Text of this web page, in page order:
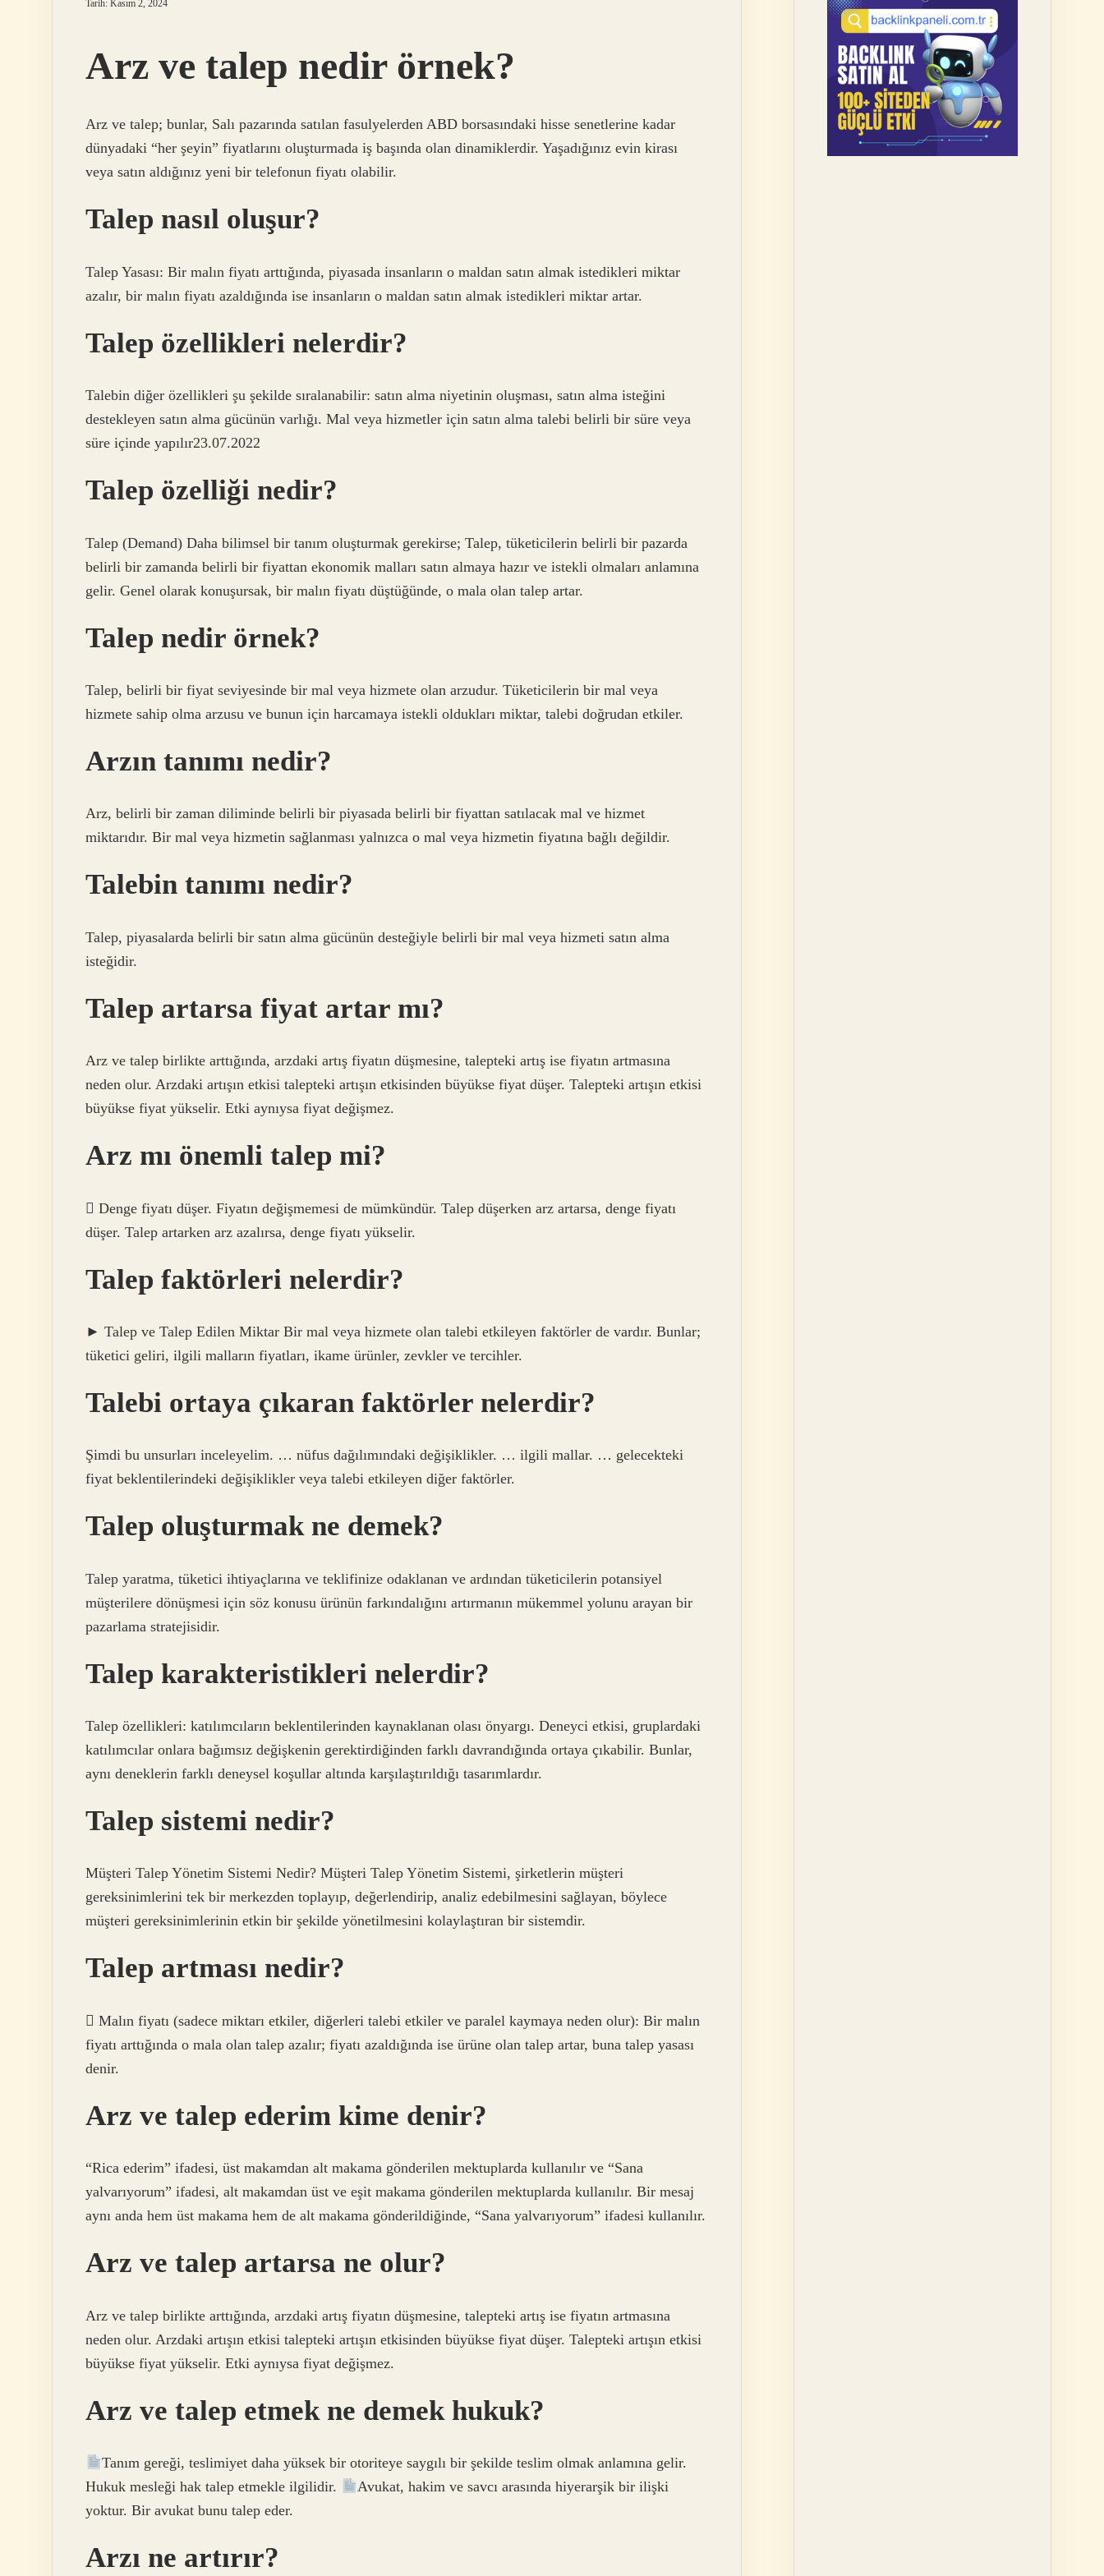
Tarih: Kasım 2, 2024
Arz ve talep nedir örnek?
Arz ve talep; bunlar, Salı pazarında satılan fasulyelerden ABD borsasındaki hisse senetlerine kadar
dünyadaki “her şeyin” fiyatlarını oluşturmada iş başında olan dinamiklerdir. Yaşadığınız evin kirası
veya satın aldığınız yeni bir telefonun fiyatı olabilir.
Talep nasıl oluşur?
Talep Yasası: Bir malın fiyatı arttığında, piyasada insanların o maldan satın almak istedikleri miktar
azalır, bir malın fiyatı azaldığında ise insanların o maldan satın almak istedikleri miktar artar.
Talep özellikleri nelerdir?
Talebin diğer özellikleri şu şekilde sıralanabilir: satın alma niyetinin oluşması, satın alma isteğini
destekleyen satın alma gücünün varlığı. Mal veya hizmetler için satın alma talebi belirli bir süre veya
süre içinde yapılır23.07.2022
Talep özelliği nedir?
Talep (Demand) Daha bilimsel bir tanım oluşturmak gerekirse; Talep, tüketicilerin belirli bir pazarda
belirli bir zamanda belirli bir fiyattan ekonomik malları satın almaya hazır ve istekli olmaları anlamına
gelir. Genel olarak konuşursak, bir malın fiyatı düştüğünde, o mala olan talep artar.
Talep nedir örnek?
Talep, belirli bir fiyat seviyesinde bir mal veya hizmete olan arzudur. Tüketicilerin bir mal veya
hizmete sahip olma arzusu ve bunun için harcamaya istekli oldukları miktar, talebi doğrudan etkiler.
Arzın tanımı nedir?
Arz, belirli bir zaman diliminde belirli bir piyasada belirli bir fiyattan satılacak mal ve hizmet
miktarıdır. Bir mal veya hizmetin sağlanması yalnızca o mal veya hizmetin fiyatına bağlı değildir.
Talebin tanımı nedir?
Talep, piyasalarda belirli bir satın alma gücünün desteğiyle belirli bir mal veya hizmeti satın alma
isteğidir.
Talep artarsa fiyat artar mı?
Arz ve talep birlikte arttığında, arzdaki artış fiyatın düşmesine, talepteki artış ise fiyatın artmasına
neden olur. Arzdaki artışın etkisi talepteki artışın etkisinden büyükse fiyat düşer. Talepteki artışın etkisi
büyükse fiyat yükselir. Etki aynıysa fiyat değişmez.
Arz mı önemli talep mi?
 Denge fiyatı düşer. Fiyatın değişmemesi de mümkündür. Talep düşerken arz artarsa, denge fiyatı
düşer. Talep artarken arz azalırsa, denge fiyatı yükselir.
Talep faktörleri nelerdir?
► Talep ve Talep Edilen Miktar Bir mal veya hizmete olan talebi etkileyen faktörler de vardır. Bunlar;
tüketici geliri, ilgili malların fiyatları, ikame ürünler, zevkler ve tercihler.
Talebi ortaya çıkaran faktörler nelerdir?
Şimdi bu unsurları inceleyelim. … nüfus dağılımındaki değişiklikler. … ilgili mallar. … gelecekteki
fiyat beklentilerindeki değişiklikler veya talebi etkileyen diğer faktörler.
Talep oluşturmak ne demek?
Talep yaratma, tüketici ihtiyaçlarına ve teklifinize odaklanan ve ardından tüketicilerin potansiyel
müşterilere dönüşmesi için söz konusu ürünün farkındalığını artırmanın mükemmel yolunu arayan bir
pazarlama stratejisidir.
Talep karakteristikleri nelerdir?
Talep özellikleri: katılımcıların beklentilerinden kaynaklanan olası önyargı. Deneyci etkisi, gruplardaki
katılımcılar onlara bağımsız değişkenin gerektirdiğinden farklı davrandığında ortaya çıkabilir. Bunlar,
aynı deneklerin farklı deneysel koşullar altında karşılaştırıldığı tasarımlardır.
Talep sistemi nedir?
Müşteri Talep Yönetim Sistemi Nedir? Müşteri Talep Yönetim Sistemi, şirketlerin müşteri
gereksinimlerini tek bir merkezden toplayıp, değerlendirip, analiz edebilmesini sağlayan, böylece
müşteri gereksinimlerinin etkin bir şekilde yönetilmesini kolaylaştıran bir sistemdir.
Talep artması nedir?
 Malın fiyatı (sadece miktarı etkiler, diğerleri talebi etkiler ve paralel kaymaya neden olur): Bir malın
fiyatı arttığında o mala olan talep azalır; fiyatı azaldığında ise ürüne olan talep artar, buna talep yasası
denir.
Arz ve talep ederim kime denir?
“Rica ederim” ifadesi, üst makamdan alt makama gönderilen mektuplarda kullanılır ve “Sana
yalvarıyorum” ifadesi, alt makamdan üst ve eşit makama gönderilen mektuplarda kullanılır. Bir mesaj
aynı anda hem üst makama hem de alt makama gönderildiğinde, “Sana yalvarıyorum” ifadesi kullanılır.
Arz ve talep artarsa ne olur?
Arz ve talep birlikte arttığında, arzdaki artış fiyatın düşmesine, talepteki artış ise fiyatın artmasına
neden olur. Arzdaki artışın etkisi talepteki artışın etkisinden büyükse fiyat düşer. Talepteki artışın etkisi
büyükse fiyat yükselir. Etki aynıysa fiyat değişmez.
Arz ve talep etmek ne demek hukuk?
Tanım gereği, teslimiyet daha yüksek bir otoriteye saygılı bir şekilde teslim olmak anlamına gelir.
Hukuk mesleği hak talep etmekle ilgilidir.
Avukat, hakim ve savcı arasında hiyerarşik bir ilişki
yoktur. Bir avukat bunu talep eder.
Arzı ne artırır?